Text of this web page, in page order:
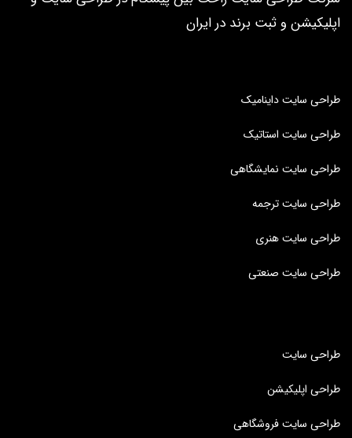
اپلیکیشن و ثبت برند در ایران
طراحی سایت داینامیک
طراحی سایت استاتیک
طراحی سایت نمایشگاهی
طراحی سایت ترجمه
طراحی سایت هنری
طراحی سایت صنعتی
طراحی سایت
طراحی اپلیکیشن
طراحی سایت فروشگاهی